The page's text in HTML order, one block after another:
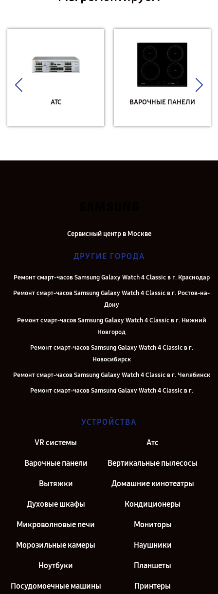
АТС ВАРОЧНЫЕ ПАНЕЛИ
Сервисный центр в Москве
ДРУГИЕ ГОРОДА
Ремонт смарт-часов Samsung Galaxy Watch 4 Classic в г. Краснодар
Ремонт смарт-часов Samsung Galaxy Watch 4 Classic в г. Ростов-на-
Дону
Ремонт смарт-часов Samsung Galaxy Watch 4 Classic в г. Нижний
Новгород
Ремонт смарт-часов Samsung Galaxy Watch 4 Classic в г.
Новосибирск
Ремонт смарт-часов Samsung Galaxy Watch 4 Classic в г. Челябинск
Ремонт смарт-часов Samsung Galaxy Watch 4 Classic в г.
Ремонт смарт-часов Samsung Galaxy Watch 4 Classic в г. Казань
УСТРОЙСТВА
VR системы Атс
Варочные панели Вертикальные пылесосы
Вытяжки Домашние кинотеатры
Духовые шкафы Кондиционеры
Микроволновые печи Мониторы
Морозильные камеры Наушники
Ноутбуки Планшеты
Посудомоечные машины Принтеры